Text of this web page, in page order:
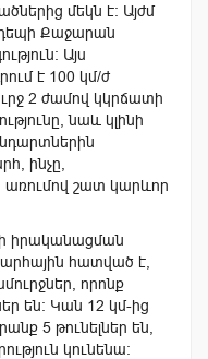
մեկն է: Այժմ
Քաջարան
Այս
է 100 կմ/ժ
2 ժամով կկրճատի
նաև կլինի
ինչը,
շատ կարևոր
իրականացման
հատված է,
որոնք
են: Կան 12 կմ-ից
5 թունելներ են,
կունենա: